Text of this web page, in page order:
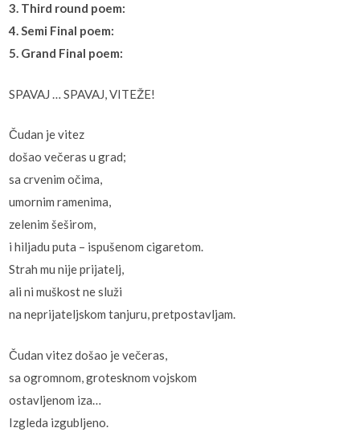
3. Third round poem:
4. Semi Final poem:
5. Grand Final poem:
SPAVAJ … SPAVAJ, VITEŽE!
Čudan je vitez
došao večeras u grad;
sa crvenim očima,
umornim ramenima,
zelenim šeširom,
i hiljadu puta – ispušenom cigaretom.
Strah mu nije prijatelj,
ali ni muškost ne služi
na neprijateljskom tanjuru, pretpostavljam.
Čudan vitez došao je večeras,
sa ogromnom, grotesknom vojskom
ostavljenom iza…
Izgleda izgubljeno.